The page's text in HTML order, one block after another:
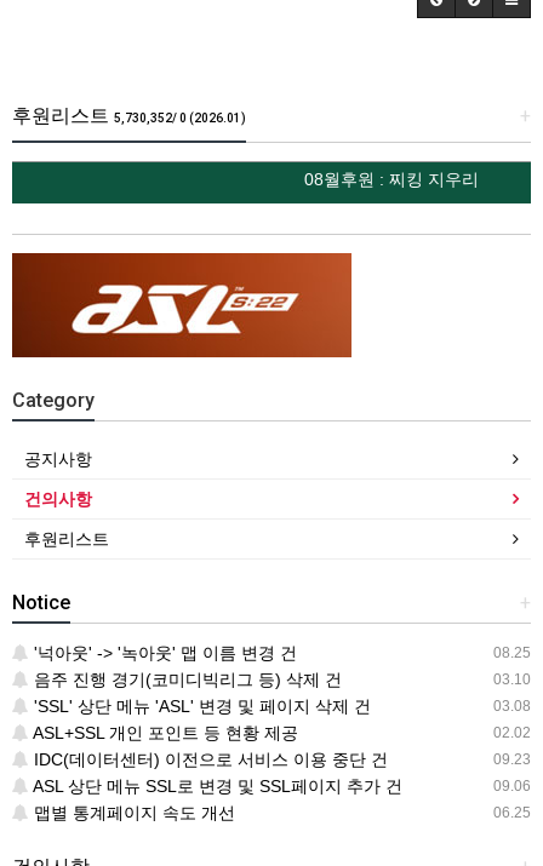
+
후원리스트 5,730,352/ 0 (2026.01)
08월후원 : 찌킹 지우리
Category
공지사항
건의사항
후원리스트
+
Notice
08.25
'넉아웃' -> '녹아웃' 맵 이름 변경 건
03.10
음주 진행 경기(코미디빅리그 등) 삭제 건
03.08
'SSL' 상단 메뉴 'ASL' 변경 및 페이지 삭제 건
02.02
ASL+SSL 개인 포인트 등 현황 제공
09.23
IDC(데이터센터) 이전으로 서비스 이용 중단 건
09.06
ASL 상단 메뉴 SSL로 변경 및 SSL페이지 추가 건
06.25
맵별 통계페이지 속도 개선